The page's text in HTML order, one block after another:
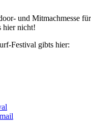
und Mitmachmesse
hier nicht!
Festival gibts hier: